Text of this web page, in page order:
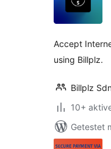
Accept
using Billplz.
Billplz
10+
Getestet